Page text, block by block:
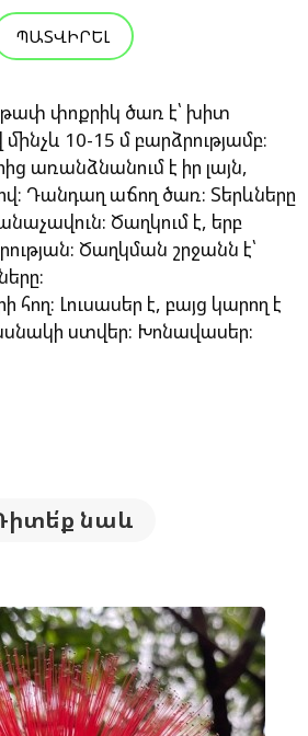
ՊԱՏՎԻՐԵԼ
փոքրիկ ծառ է՝ խիտ
10-15 մ բարձրությամբ։
առանձնանում է իր լայն,
Դանդաղ աճող ծառ: Տերևները
Ծաղկում է, երբ
Ծաղկման շրջանն է՝
հող: Լուսասեր է, բայց կարող է
ստվեր: Խոնավասեր:
նաև